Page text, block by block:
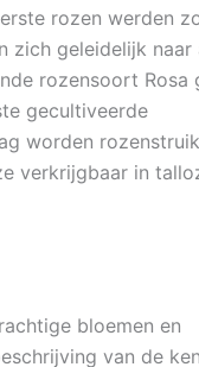
rozen werden
zich geleidelijk naar
rozensoort Rosa
gecultiveerde
worden
verkrijgbaar in
bloemen en
van de